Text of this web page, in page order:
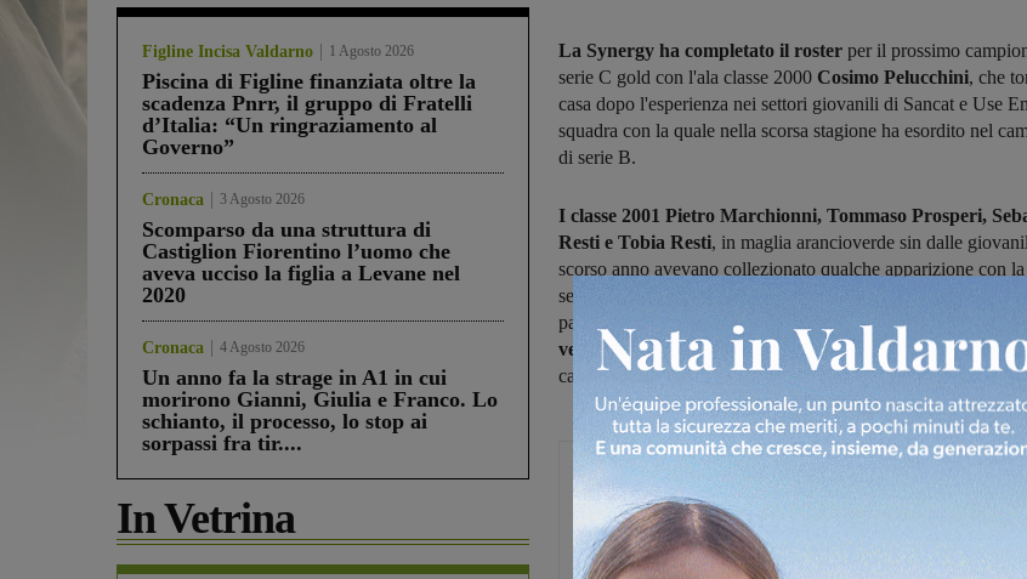
Figline Incisa Valdarno 1 Agosto 2026
Piscina di Figline finanziata oltre la
scadenza Pnrr, il gruppo di Fratelli
d’Italia: “Un ringraziamento al
Governo”
Cronaca 3 Agosto 2026
Scomparso da una struttura di
Castiglion Fiorentino l’uomo che
aveva ucciso la figlia a Levane nel
2020
Cronaca 4 Agosto 2026
Un anno fa la strage in A1 in cui
morirono Gianni, Giulia e Franco. Lo
schianto, il processo, lo stop ai
sorpassi fra tir....
In Vetrina
La Synergy ha completato il roster per il prossimo
serie C gold con l'ala classe 2000 Cosimo Pelucchini, che
casa dopo l'esperienza nei settori giovanili di Sancat e Use
squadra con la quale nella scorsa stagione ha esordito nel
di serie B.
I classe 2001 Pietro Marchionni, Tommaso Prosperi,
Resti e Tobia Resti, in maglia arancioverde sin dalle
scorso anno avevano collezionato qualche apparizione con la
senior e accumulato esperienza. Nella prossima stagione
parteciperanno al campionato under 20, ma l'intento è quello
vederli ulteriormente crescere,dando loro maggiori
calcare il paquet in C gold.
Michele Bossini